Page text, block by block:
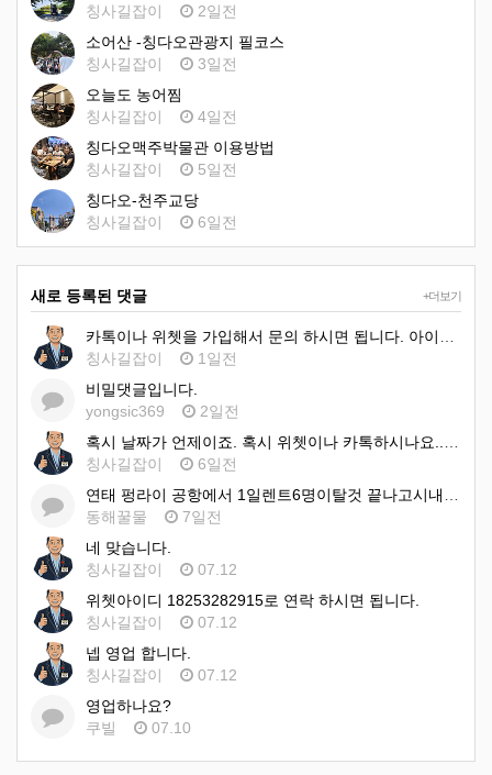
칭사길잡이
2일전
소어산 -칭다오관광지 필코스
칭사길잡이
3일전
오늘도 농어찜
칭사길잡이
4일전
칭다오맥주박물관 이용방법
칭사길잡이
5일전
칭다오-천주교당
칭사길잡이
6일전
+더보기
새로 등록된 댓글
칭사길잡이
1일전
비밀댓글입니다.
yongsic369
2일전
칭사길잡이
6일전
동해꿀물
7일전
네 맞습니다.
칭사길잡이
07.12
위쳇아이디 18253282915로 연락 하시면 됩니다.
칭사길잡이
07.12
넵 영업 합니다.
칭사길잡이
07.12
영업하나요?
쿠빌
07.10